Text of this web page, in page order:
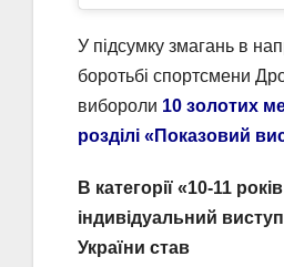
У підсумку змагань в
боротьбі спортсмени
вибороли 10 золотих
розділі «Показовий
В категорії «10-11 років
індивідуальний
України став